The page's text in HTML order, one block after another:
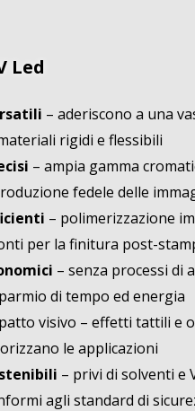
Led
– aderiscono a una
rigidi e flessibili
– ampia gamma
fedele delle
– polimerizzazione
per la finitura post-
– senza processi di
di tempo ed energia
visivo – effetti tattili e
le applicazioni
– privi di solventi e
agli standard di